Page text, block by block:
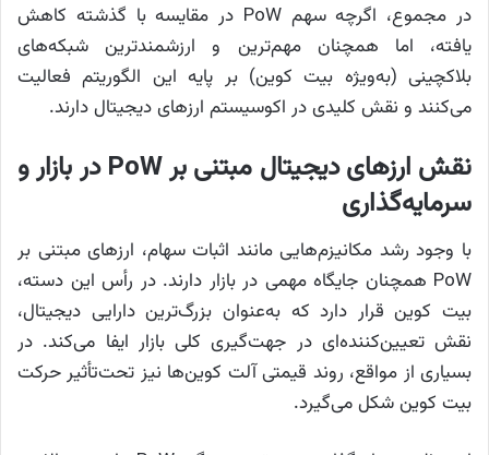
در مجموع، اگرچه سهم PoW در مقایسه با گذشته کاهش
یافته، اما همچنان مهم‌ترین و ارزشمندترین شبکه‌های
بلاکچینی (به‌ویژه بیت‌ کوین) بر پایه این الگوریتم فعالیت
می‌کنند و نقش کلیدی در اکوسیستم ارزهای دیجیتال دارند.
نقش ارزهای دیجیتال مبتنی بر PoW در بازار و
سرمایه‌گذاری
با وجود رشد مکانیزم‌هایی مانند اثبات سهام، ارزهای مبتنی بر
PoW همچنان جایگاه مهمی در بازار دارند. در رأس این دسته،
بیت‌ کوین قرار دارد که به‌عنوان بزرگ‌ترین دارایی دیجیتال،
نقش تعیین‌کننده‌ای در جهت‌گیری کلی بازار ایفا می‌کند. در
بسیاری از مواقع، روند قیمتی آلت‌ کوین‌ها نیز تحت‌تأثیر حرکت
بیت‌ کوین شکل می‌گیرد.